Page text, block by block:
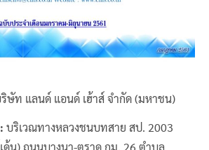
ษัท แลนด์ แอนด์ เฮ้าส์ จำกัด (มหาชน)
บริเวณทางหลวงชนบทสาย สป. 2003
ด้น) ถนนบางนา-ตราด กม. 26 ตำบล